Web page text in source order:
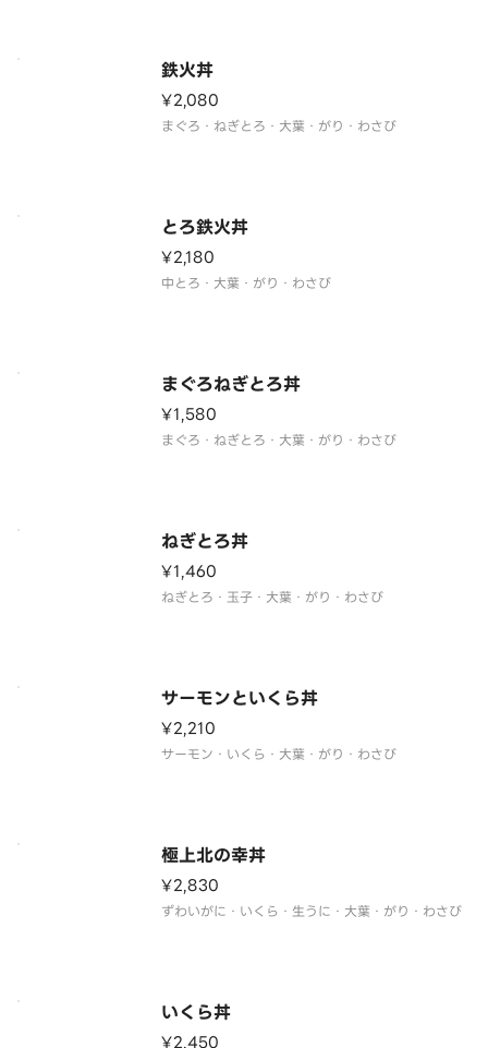
鉄火丼
¥2,080
まぐろ・ねぎとろ・大葉・がり・わさび
とろ鉄火丼
¥2,180
中とろ・大葉・がり・わさび
まぐろねぎとろ丼
¥1,580
まぐろ・ねぎとろ・大葉・がり・わさび
ねぎとろ丼
¥1,460
ねぎとろ・玉子・大葉・がり・わさび
サーモンといくら丼
¥2,210
サーモン・いくら・大葉・がり・わさび
極上北の幸丼
¥2,830
ずわいがに・いくら・生うに・大葉・がり・わさび
いくら丼
¥2,450